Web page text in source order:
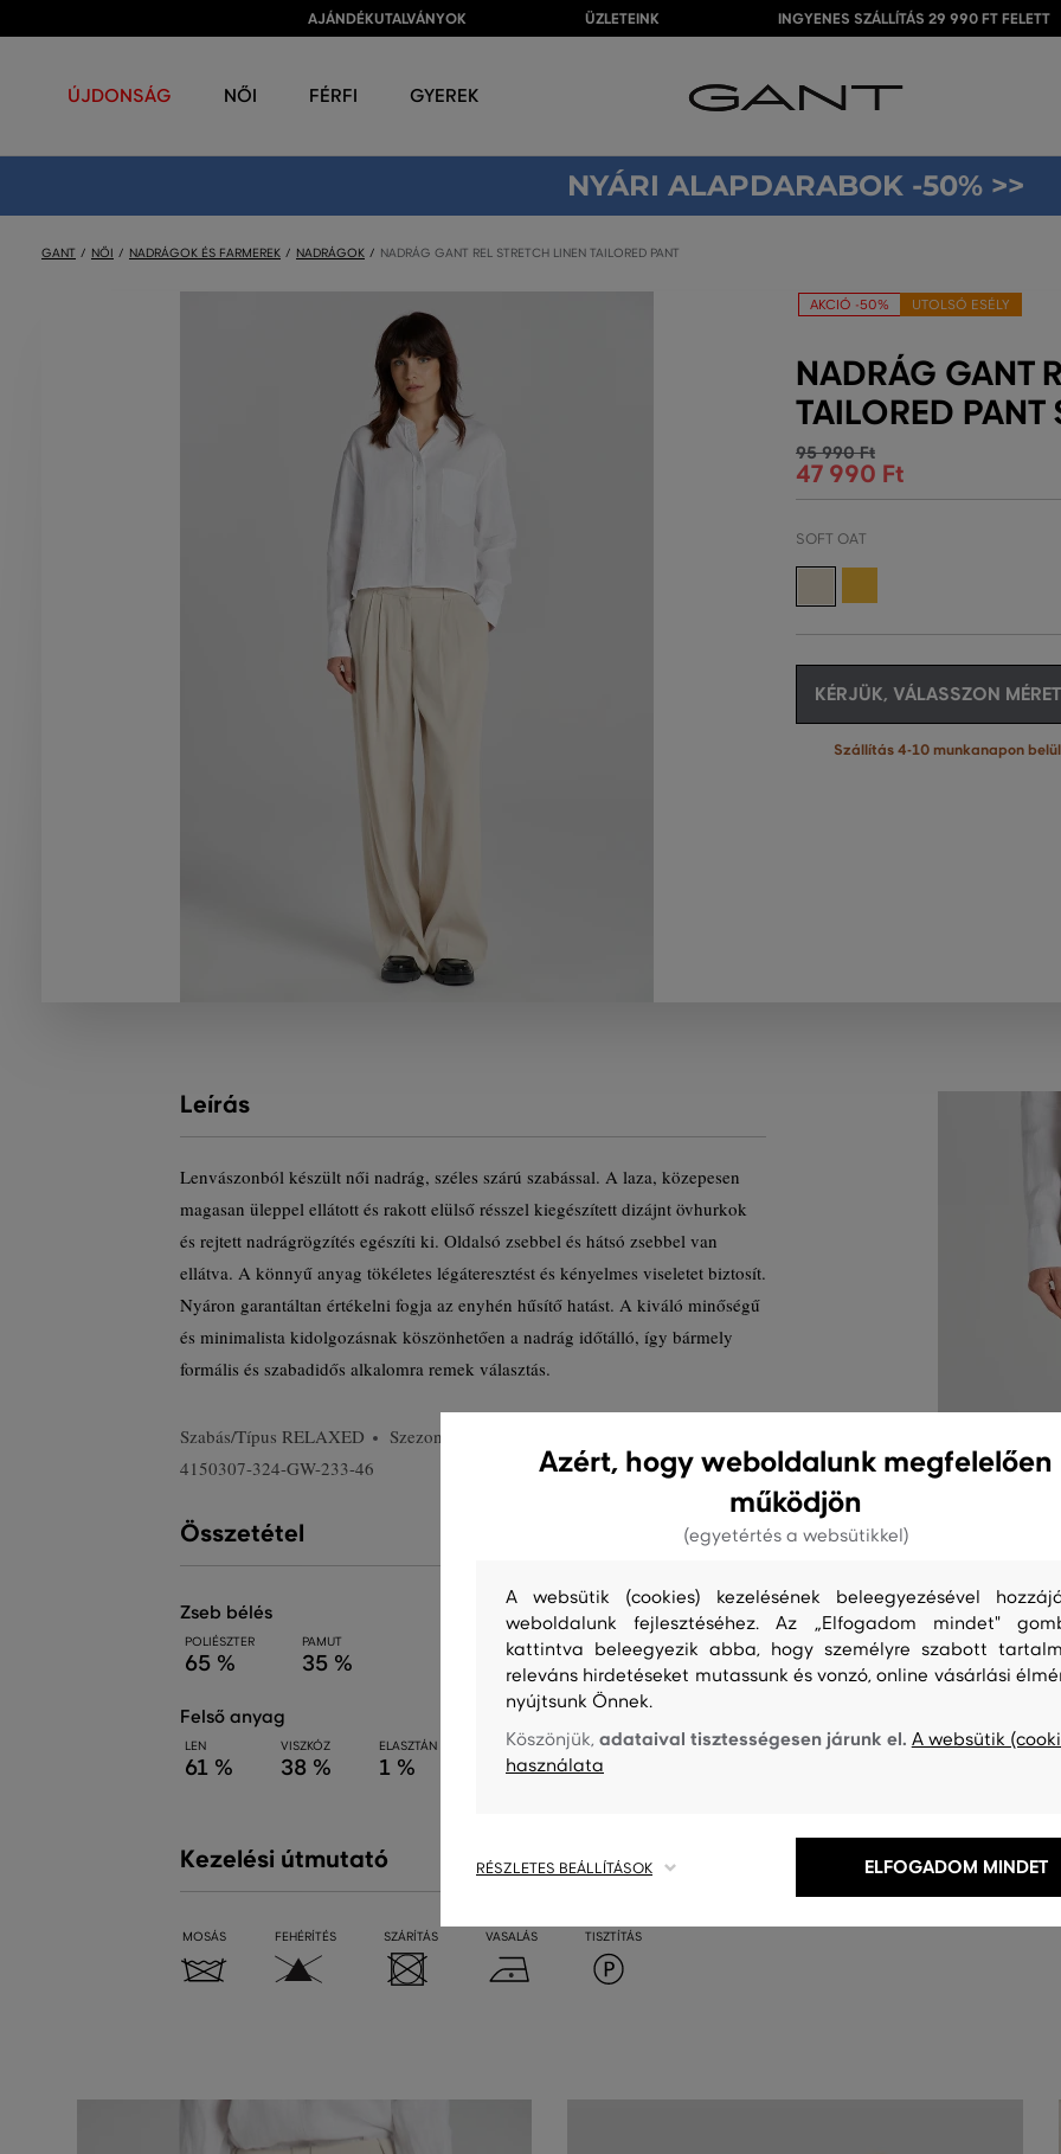
AJÁNDÉKUTALVÁNYOK ÜZLETEINK INGYENES SZÁLLÍTÁS 29 990 FT FELETT
ÚJDONSÁG NŐI FÉRFI GYEREK
NYÁRI ALAPDARABOK -50% >>
GANT NŐI NADRÁGOK ÉS FARMEREK NADRÁGOK NADRÁG GANT REL STRETCH LINEN TAILORED PANT
AKCIÓ -50% UTOLSÓ ESÉLY
NADRÁG GANT
TAILORED PANT
95 990 Ft
47 990 Ft
SOFT OAT
KÉRJÜK, VÁLASSZON
Szállítás 4-10 munkanapon belül
Leírás
Lenvászonból készült női nadrág, széles szárú szabással. A laza, közepesen
magasan üleppel ellátott és rakott elülső résszel kiegészített dizájnt övhurkok
és rejtett nadrágrögzítés egészíti ki. Oldalsó zsebbel és hátsó zsebbel van
ellátva. A könnyű anyag tökéletes légáteresztést és kényelmes viseletet biztosít.
Nyáron garantáltan értékelni fogja az enyhén hűsítő hatást. A kiváló minőségű
és minimalista kidolgozásnak köszönhetően a nadrág időtálló, így bármely
formális és szabadidős alkalomra remek választás.
Szabás/Típus RELAXED Szezon: SS24
4150307-324-GW-233-46
Összetétel
zseb bélés
POLIÉSZTER
65 %
PAMUT
35 %
felső anyag
LEN
61 %
VISZKÓZ
38 %
ELASZTÁN
1 %
Kezelési útmutató
MOSÁS FEHÉRÍTÉS SZÁRÍTÁS VASALÁS TISZTÍTÁS
Azért, hogy weboldalunk megfelelően
működjön
(egyetértés a websütikkel)
A websütik (cookies) kezelésének beleegyezésével
weboldalunk fejlesztéséhez. Az „Elfogadom mindet"
kattintva beleegyezik abba, hogy személyre szabott
releváns hirdetéseket mutassunk és vonzó, online vásárlási
nyújtsunk Önnek.
Köszönjük,adataival tisztességesen járunk el. A websütik
használata
RÉSZLETES BEÁLLÍTÁSOK ELFOGADOM MINDET